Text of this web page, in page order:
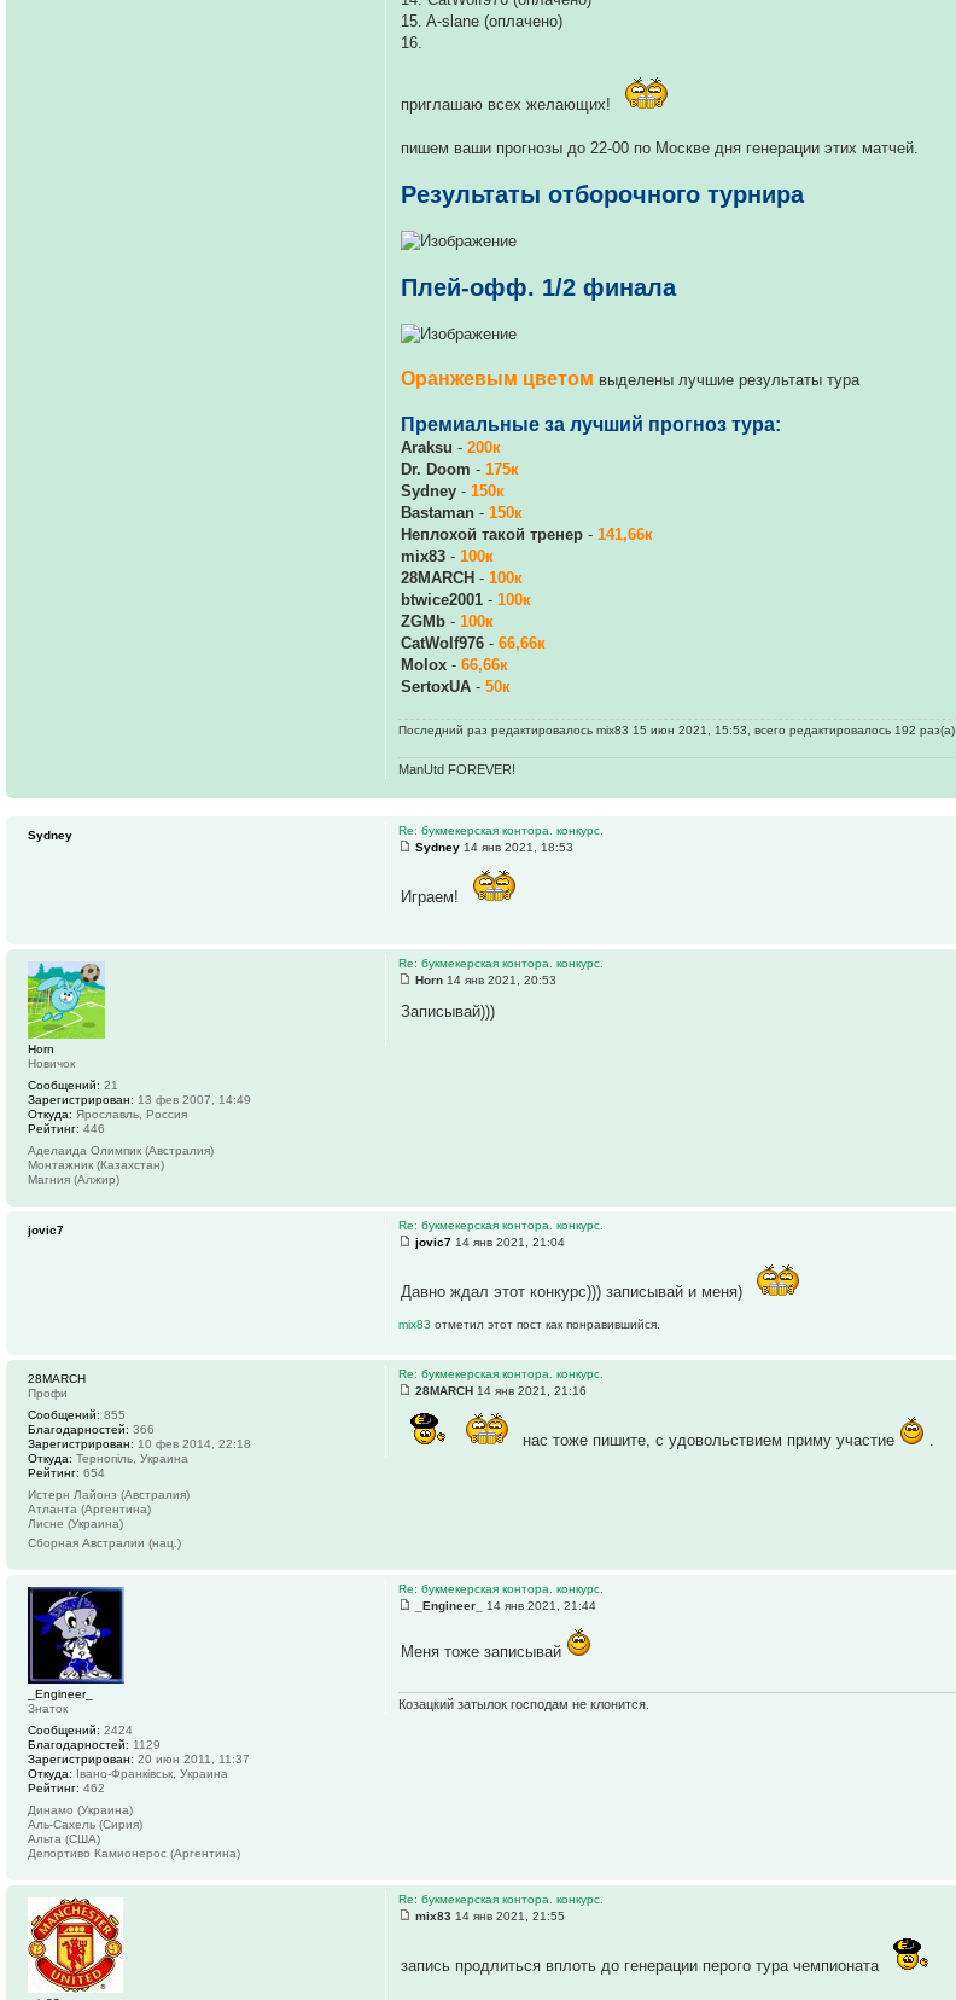
15. A-slane (оплачено)
16.
приглашаю всех желающих!
пишем ваши прогнозы до 22-00 по Москве дня генерации этих матчей.
Результаты отборочного турнира
Плей-офф. 1/2 финала
Оранжевым цветом выделены лучшие результаты тура
Премиальные за лучший прогноз тура:
Araksu -200к
Dr. Doom - 175к
Sydney - 150к
Bastaman - 150к
Неплохой такой тренер - 141,66к
mix83 - 100к
28MARCH - 100к
btwice2001 - 100к
ZGMb - 100к
CatWolf976 -66,66к
Molox -66,66к
SertoxUA -50к
Последний раз редактировалось mix83 15 июн 2021, 15:53, всего редактировалось 192 раз(а).
ManUtd FOREVER!
Re: букмекерская контора. конкурс.
Sydney 14 янв 2021, 18:53
Играем!
Sydney
Re: букмекерская контора. конкурс.
Horn 14 янв 2021, 20:53
Записывай)))
Horn
Новичок
Сообщений: 21
Зарегистрирован: 13 фев 2007, 14:49
Откуда: Ярославль, Россия
Рейтинг: 446
Аделаида Олимпик (Австралия)
Монтажник (Казахстан)
Магния (Алжир)
Re: букмекерская контора. конкурс.
jovic7 14 янв 2021, 21:04
Давно ждал этот конкурс))) записывай и меня)
mix83отметил этот пост как понравившийся.
jovic7
Re: букмекерская контора. конкурс.
28MARCH 14 янв 2021, 21:16
нас тоже пишите, с удовольствием приму участие .
28MARCH
Профи
Сообщений: 855
Благодарностей: 366
Зарегистрирован: 10 фев 2014, 22:18
Откуда: Тернопіль, Украина
Рейтинг: 654
Истерн Лайонз (Австралия)
Атланта (Аргентина)
Лисне (Украина)
Сборная Австралии (нац.)
Re: букмекерская контора. конкурс.
_Engineer_
14 янв 2021, 21:44
Меня тоже записывай
Козацкий затылок господам не клонится.
_Engineer_
Знаток
Сообщений: 2424
Благодарностей: 1129
Зарегистрирован: 20 июн 2011, 11:37
Откуда: Івано-Франківськ, Украина
Рейтинг: 462
Динамо (Украина)
Аль-Сахель (Сирия)
Альта (США)
Депортиво Камионерос (Аргентина)
Re: букмекерская контора. конкурс.
mix83 14 янв 2021, 21:55
запись продлиться вплоть до генерации перого тура чемпионата